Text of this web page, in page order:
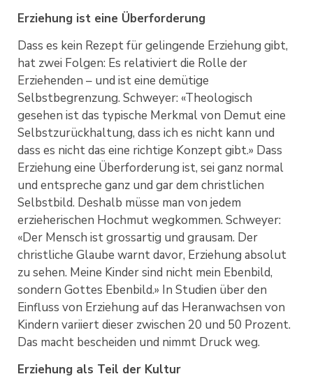
Erziehung ist eine Überforderung
Dass es kein Rezept für gelingende Erziehung gibt,
hat zwei Folgen: Es relativiert die Rolle der
Erziehenden – und ist eine demütige
Selbstbegrenzung. Schweyer: «Theologisch
gesehen ist das typische Merkmal von Demut eine
Selbstzurückhaltung, dass ich es nicht kann und
dass es nicht das eine richtige Konzept gibt.» Dass
Erziehung eine Überforderung ist, sei ganz normal
und entspreche ganz und gar dem christlichen
Selbstbild. Deshalb müsse man von jedem
erzieherischen Hochmut wegkommen. Schweyer:
«Der Mensch ist grossartig und grausam. Der
christliche Glaube warnt davor, Erziehung absolut
zu sehen. Meine Kinder sind nicht mein Ebenbild,
sondern Gottes Ebenbild.» In Studien über den
Einfluss von Erziehung auf das Heranwachsen von
Kindern variiert dieser zwischen 20 und 50 Prozent.
Das macht bescheiden und nimmt Druck weg.
Erziehung als Teil der Kultur